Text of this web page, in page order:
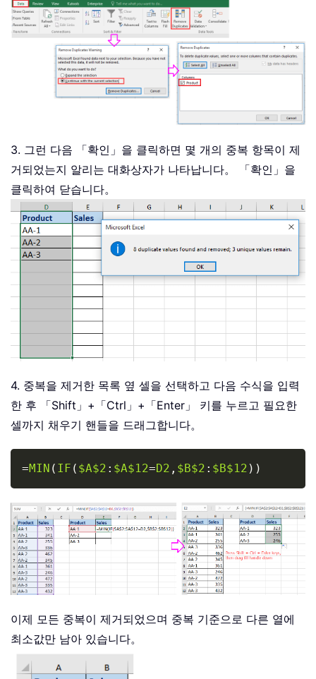
3. 그런 다음 「확인」을 클릭하면 몇 개의 중복 항목이 제
거되었는지 알리는 대화상자가 나타납니다。 「확인」을
클릭하여 닫습니다。
4. 중복을 제거한 목록 옆 셀을 선택하고 다음 수식을 입력
한 후 「Shift」+「Ctrl」+「Enter」 키를 누르고 필요한
셀까지 채우기 핸들을 드래그합니다。
=MIN ( IF ( $A$2 : $A$12=D2 , $B$2 : $B$12 ) )
Copy
이제 모든 중복이 제거되었으며 중복 기준으로 다른 열에
최소값만 남아 있습니다。